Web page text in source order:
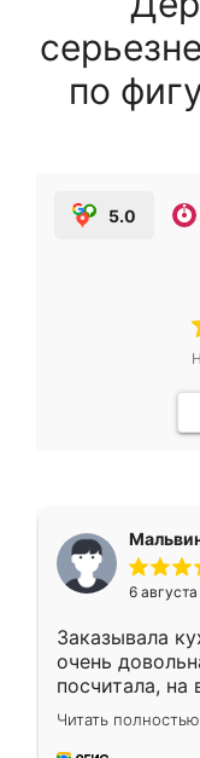
по
5.0
6
Заказывала
очень
посчитала, на
Замерщик
делу со всей
Читать полностью